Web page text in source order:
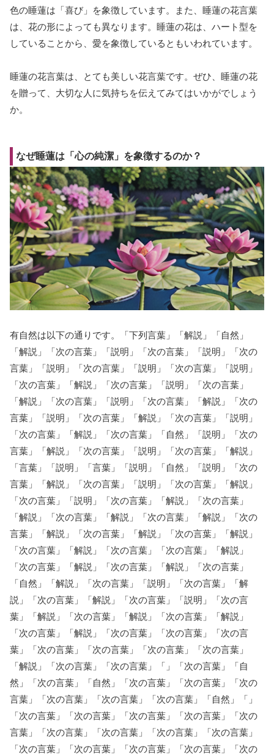
色の睡蓮は「喜び」を象徴しています。また、睡蓮の花言葉
は、花の形によっても異なります。睡蓮の花は、ハート型を
していることから、愛を象徴しているともいわれています。
睡蓮の花言葉は、とても美しい花言葉です。ぜひ、睡蓮の花
を贈って、大切な人に気持ちを伝えてみてはいかがでしょう
か。
なぜ睡蓮は「心の純潔」を象徴するのか？
有自然は以下の通りです。「下列言葉」「解説」「自然」
「解説」「次の言葉」「説明」「次の言葉」「説明」「次の
言葉」「説明」「次の言葉」「説明」「次の言葉」「説明」
「次の言葉」「解説」「次の言葉」「説明」「次の言葉」
「解説」「次の言葉」「説明」「次の言葉」「解説」「次の
言葉」「説明」「次の言葉」「解説」「次の言葉」「説明」
「次の言葉」「解説」「次の言葉」「自然」「説明」「次の
言葉」「解説」「次の言葉」「説明」「次の言葉」「解説」
「言葉」「説明」「言葉」「説明」「自然」「説明」「次の
言葉」「解説」「次の言葉」「説明」「次の言葉」「解説」
「次の言葉」「説明」「次の言葉」「解説」「次の言葉」
「解説」「次の言葉」「解説」「次の言葉」「解説」「次の
言葉」「解説」「次の言葉」「解説」「次の言葉」「解説」
「次の言葉」「解説」「次の言葉」「次の言葉」「解説」
「次の言葉」「解説」「次の言葉」「解説」「次の言葉」
「自然」「解説」「次の言葉」「説明」「次の言葉」「解
説」「次の言葉」「解説」「次の言葉」「説明」「次の言
葉」「解説」「次の言葉」「解説」「次の言葉」「解説」
「次の言葉」「解説」「次の言葉」「次の言葉」「次の言
葉」「次の言葉」「次の言葉」「次の言葉」「次の言葉」
「解説」「次の言葉」「次の言葉」「」「次の言葉」「自
然」「次の言葉」「自然」「次の言葉」「次の言葉」「次の
言葉」「次の言葉」「次の言葉」「次の言葉」「自然」「」
「次の言葉」「次の言葉」「次の言葉」「次の言葉」「次の
言葉」「次の言葉」「次の言葉」「次の言葉」「次の言葉」
「次の言葉」「次の言葉」「次の言葉」「次の言葉」「次の